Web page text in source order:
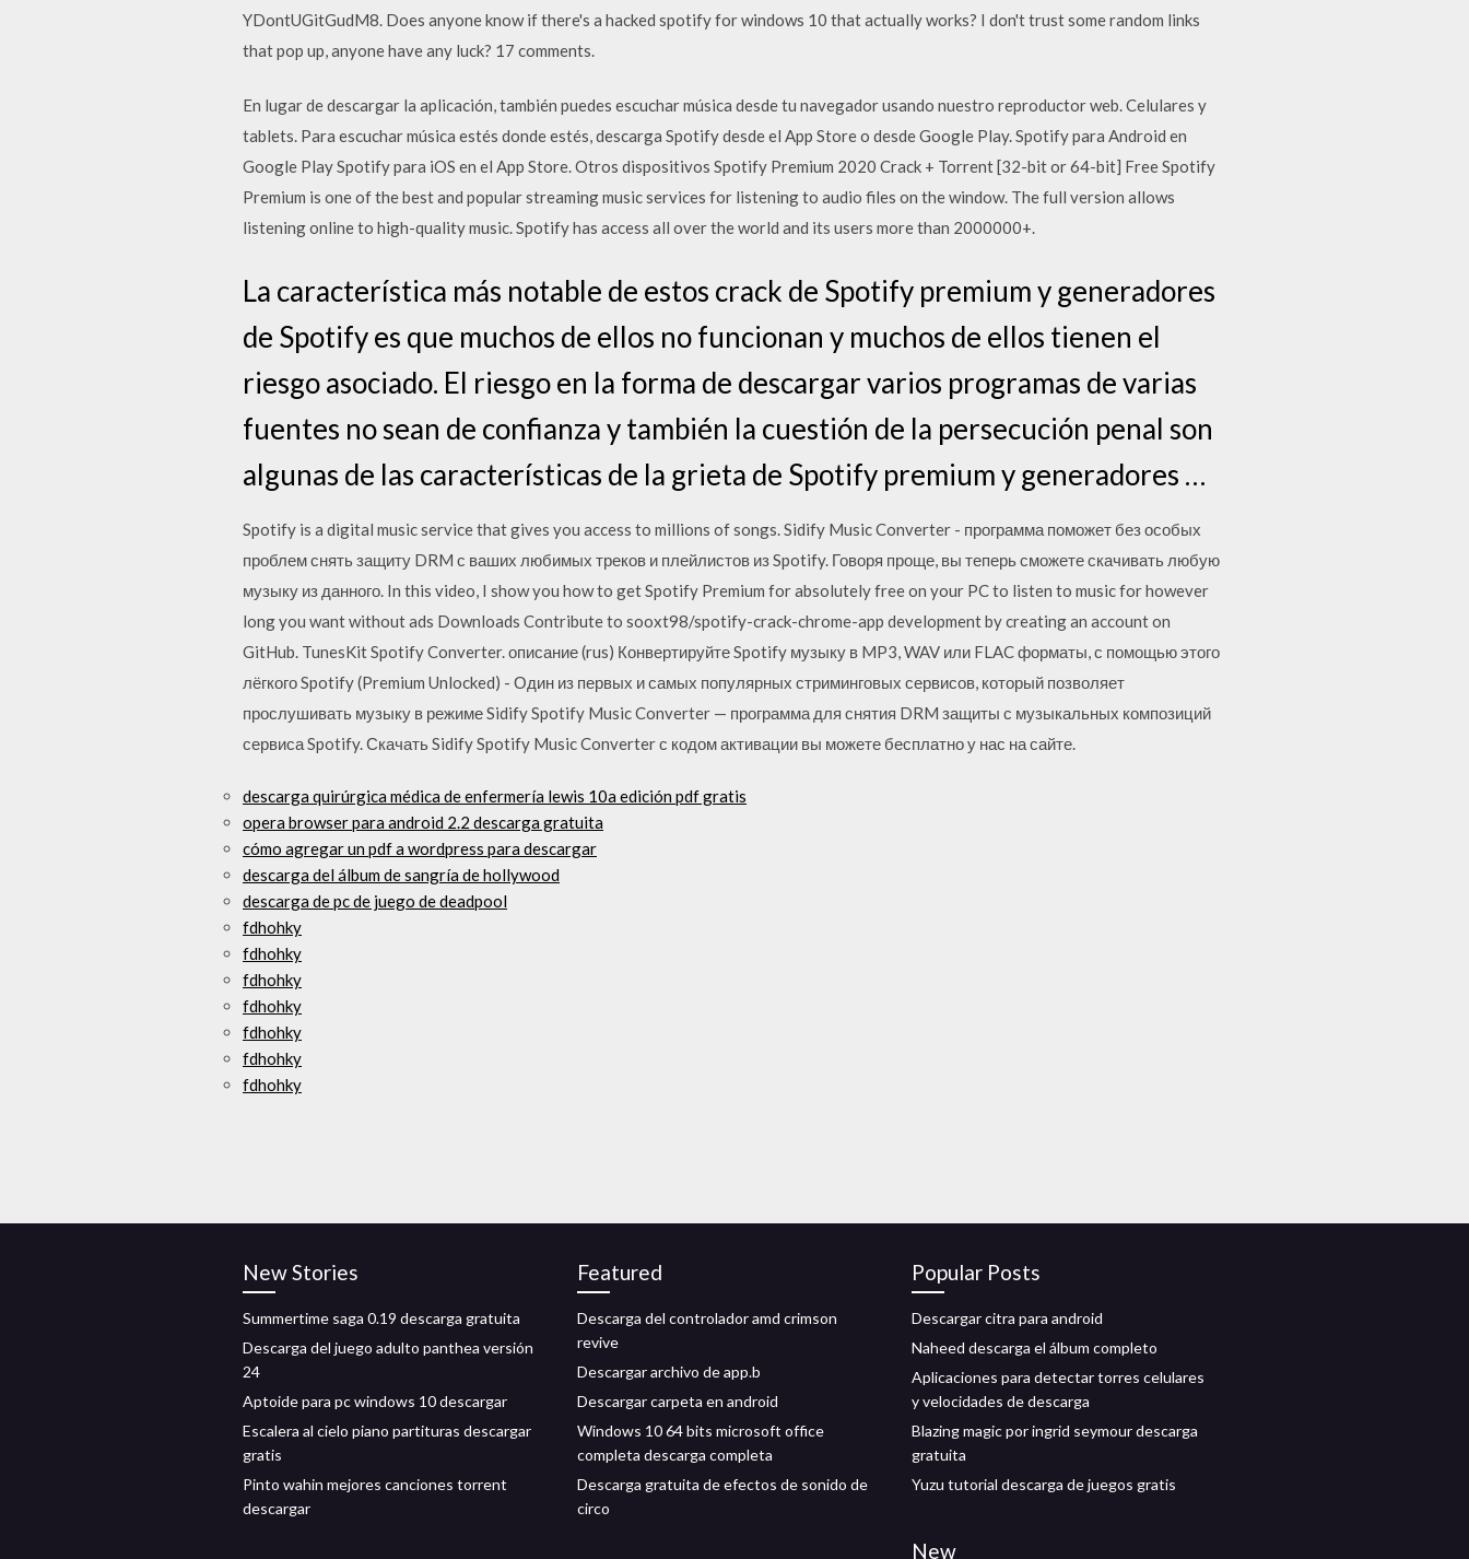
YDontUGitGudM8. Does anyone know if there's a hacked spotify for windows 10 that actually works? I don't trust some random links
that pop up, anyone have any luck? 17 comments.
En lugar de descargar la aplicación, también puedes escuchar música desde tu navegador usando nuestro reproductor web. Celulares y
tablets. Para escuchar música estés donde estés, descarga Spotify desde el App Store o desde Google Play. Spotify para Android en
Google Play Spotify para iOS en el App Store. Otros dispositivos Spotify Premium 2020 Crack + Torrent [32-bit or 64-bit] Free Spotify
Premium is one of the best and popular streaming music services for listening to audio files on the window. The full version allows
listening online to high-quality music. Spotify has access all over the world and its users more than 2000000+.
La característica más notable de estos crack de Spotify premium y generadores
de Spotify es que muchos de ellos no funcionan y muchos de ellos tienen el
riesgo asociado. El riesgo en la forma de descargar varios programas de varias
fuentes no sean de confianza y también la cuestión de la persecución penal son
algunas de las características de la grieta de Spotify premium y generadores …
Spotify is a digital music service that gives you access to millions of songs. Sidify Music Converter - программа поможет без особых
проблем снять защиту DRM с ваших любимых треков и плейлистов из Spotify. Говоря проще, вы теперь сможете скачивать любую
музыку из данного. In this video, I show you how to get Spotify Premium for absolutely free on your PC to listen to music for however
long you want without ads Downloads Contribute to sooxt98/spotify-crack-chrome-app development by creating an account on
GitHub. TunesKit Spotify Converter. описание (rus) Конвертируйте Spotify музыку в MP3, WAV или FLAC форматы, с помощью этого
лёгкого Spotify (Premium Unlocked) - Один из первых и самых популярных стриминговых сервисов, который позволяет
прослушивать музыку в режиме Sidify Spotify Music Converter — программа для снятия DRM защиты с музыкальных композиций
сервиса Spotify. Скачать Sidify Spotify Music Converter с кодом активации вы можете бесплатно у нас на сайте.
descarga quirúrgica médica de enfermería lewis 10a edición pdf gratis
opera browser para android 2.2 descarga gratuita
cómo agregar un pdf a wordpress para descargar
descarga del álbum de sangría de hollywood
descarga de pc de juego de deadpool
fdhohky
fdhohky
fdhohky
fdhohky
fdhohky
fdhohky
fdhohky
New Stories
Summertime saga 0.19 descarga gratuita
Descarga del juego adulto panthea versión
24
Aptoide para pc windows 10 descargar
Escalera al cielo piano partituras descargar
gratis
Pinto wahin mejores canciones torrent
descargar
Featured
Descarga del controlador amd crimson
revive
Descargar archivo de app.b
Descargar carpeta en android
Windows 10 64 bits microsoft office
completa descarga completa
Descarga gratuita de efectos de sonido de
circo
Popular Posts
Descargar citra para android
Naheed descarga el álbum completo
Aplicaciones para detectar torres celulares
y velocidades de descarga
Blazing magic por ingrid seymour descarga
gratuita
Yuzu tutorial descarga de juegos gratis
New